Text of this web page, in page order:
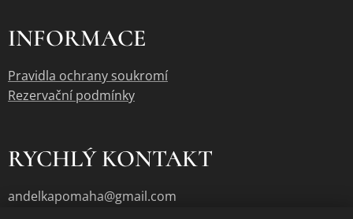
INFORMACE
Pravidla ochrany soukromí
Rezervační podmínky
RYCHLÝ KONTAKT
andelkapomaha@gmail.com